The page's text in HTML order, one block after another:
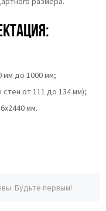
мм до 1000 мм;
от 111 до 134 мм);
мм.
Будьте первым!